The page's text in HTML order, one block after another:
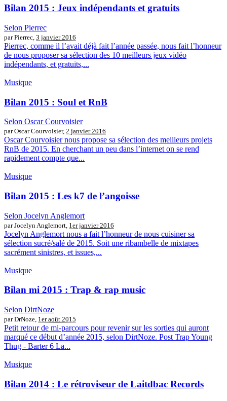
Bilan 2015 : Jeux indépendants et gratuits
Selon Pierrec
par Pierrec, 3 janvier 2016
Pierrec, comme il l’avait déjà fait l’année passée, nous fait l’honneur
de nous proposer sa sélection des 10 meilleurs jeux vidéo
indépendants, et gratuits,...
Musique
Bilan 2015 : Soul et RnB
Selon Oscar Courvoisier
par Oscar Courvoisier, 2 janvier 2016
Oscar Courvoisier nous propose sa sélection des meilleurs projets
RnB de 2015. En cherchant un peu dans l’internet on se rend
rapidement compte que...
Musique
Bilan 2015 : Les k7 de l’angoisse
Selon Jocelyn Anglemort
par Jocelyn Anglemort, 1er janvier 2016
Jocelyn Anglemort nous a fait l’honneur de nous cuisiner sa
sélection sucré/salé de 2015. Soit une ribambelle de mixtapes
sacrément sinistres, et issues,...
Musique
Bilan mi 2015 : Trap & rap music
Selon DirtNoze
par DrNoze, 1er août 2015
Petit retour de mi-parcours pour revenir sur les sorties qui auront
marqué ce début d’année 2015, selon DirtNoze. Post Trap Young
Thug - Barter 6 La...
Musique
Bilan 2014 : Le rétroviseur de Laitdbac Records